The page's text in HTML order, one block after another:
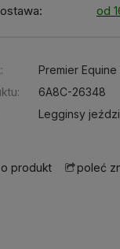
od
Premier
6A8C-26348
Legginsy
produkt poleć